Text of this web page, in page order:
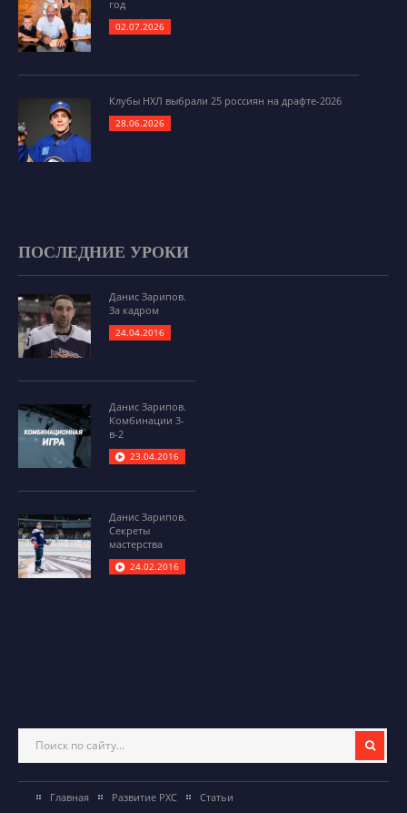
год
02.07.2026
Клубы НХЛ выбрали 25 россиян на драфте-2026
28.06.2026
ПОСЛЕДНИЕ УРОКИ
Данис Зарипов.
За кадром
24.04.2016
Данис Зарипов.
Комбинации 3-
в-2
23.04.2016
Данис Зарипов.
Секреты
мастерства
24.02.2016
Главная Развитие РХС Статьи